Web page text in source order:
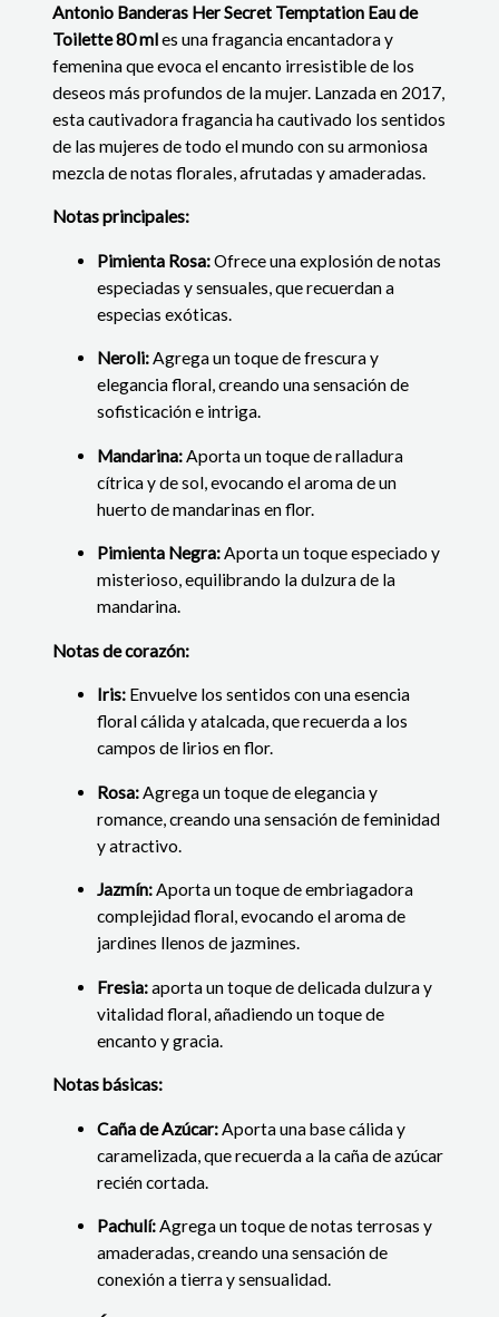
Antonio Banderas Her Secret Temptation Eau de
Toilette 80 mles una fragancia encantadora y
femenina que evoca el encanto irresistible de los
deseos más profundos de la mujer. Lanzada en 2017,
esta cautivadora fragancia ha cautivado los sentidos
de las mujeres de todo el mundo con su armoniosa
mezcla de notas florales, afrutadas y amaderadas.
Notas principales:
Pimienta Rosa:Ofrece una explosión de notas
especiadas y sensuales, que recuerdan a
especias exóticas.
Neroli:Agrega un toque de frescura y
elegancia floral, creando una sensación de
sofisticación e intriga.
Mandarina:Aporta un toque de ralladura
cítrica y de sol, evocando el aroma de un
huerto de mandarinas en flor.
Pimienta Negra:Aporta un toque especiado y
misterioso, equilibrando la dulzura de la
mandarina.
Notas de corazón:
Iris: Envuelve los sentidos con una esencia
floral cálida y atalcada, que recuerda a los
campos de lirios en flor.
Rosa:Agrega un toque de elegancia y
romance, creando una sensación de feminidad
y atractivo.
Jazmín:Aporta un toque de embriagadora
complejidad floral, evocando el aroma de
jardines llenos de jazmines.
Fresia:aporta un toque de delicada dulzura y
vitalidad floral, añadiendo un toque de
encanto y gracia.
Notas básicas:
Caña de Azúcar:Aporta una base cálida y
caramelizada, que recuerda a la caña de azúcar
recién cortada.
Pachulí:Agrega un toque de notas terrosas y
amaderadas, creando una sensación de
conexión a tierra y sensualidad.